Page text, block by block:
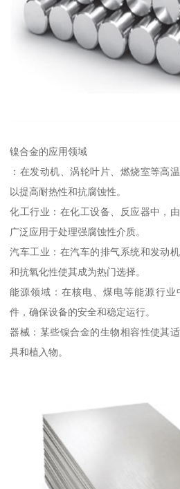
镍合金的应用领域
：在发动机、涡轮叶片、燃烧室等高
以提高耐热性和抗腐蚀性。
化工行业：在化工设备、反应器中，
广泛应用于处理强腐蚀性介质。
汽车工业：在汽车的排气系统和发动
和抗氧化性使其成为热门选择。
能源领域：在核电、煤电等能源行
件，确保设备的安全和稳定运行。
器械：某些镍合金的生物相容性使其
具和植入物。